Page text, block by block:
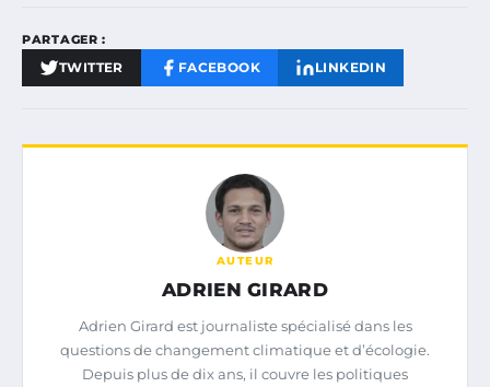
PARTAGER :
TWITTER FACEBOOK LINKEDIN
AUTEUR
ADRIEN GIRARD
Adrien Girard est journaliste spécialisé dans les
questions de changement climatique et d’écologie.
Depuis plus de dix ans, il couvre les politiques